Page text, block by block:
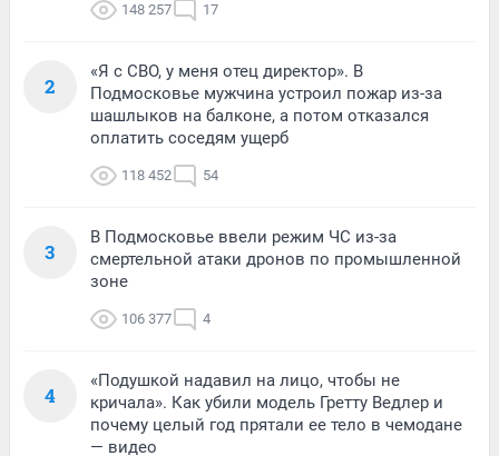
148 257 17
2
«Я с СВО, у меня отец директор». В
Подмосковье мужчина устроил пожар из-за
шашлыков на балконе, а потом отказался
оплатить соседям ущерб
118 452 54
3
В Подмосковье ввели режим ЧС из-за
смертельной атаки дронов по промышленной
зоне
106 377 4
4
«Подушкой надавил на лицо, чтобы не
кричала». Как убили модель Гретту Ведлер и
почему целый год прятали ее тело в чемодане
— видео